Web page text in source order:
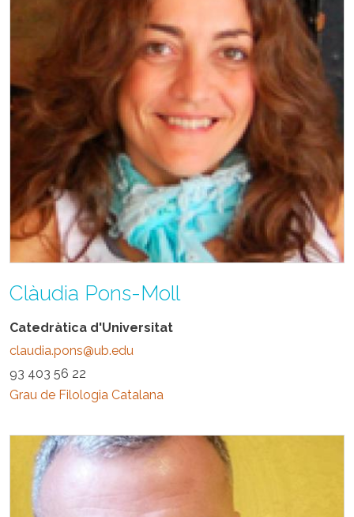
Clàudia Pons-Moll
Catedràtica d'Universitat
claudia.pons@ub.edu
93 403 56 22
Grau de Filologia Catalana